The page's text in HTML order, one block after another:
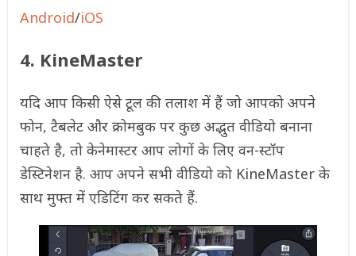
Android/iOS
4. KineMaster
यदि आप किसी ऐसे टूल की तलाश में हैं जो आपको अपने
फोन, टैबलेट और क्रोमबुक पर कुछ अद्भुत वीडियो बनाना
चाहते है, तो केनेमास्टर आप लोगों के लिए वन-स्टॉप
डेस्टिनेशन है. आप अपने सभी वीडियो को KineMaster के
साथ मुफ्त में एडिटिंग कर सकते हैं.